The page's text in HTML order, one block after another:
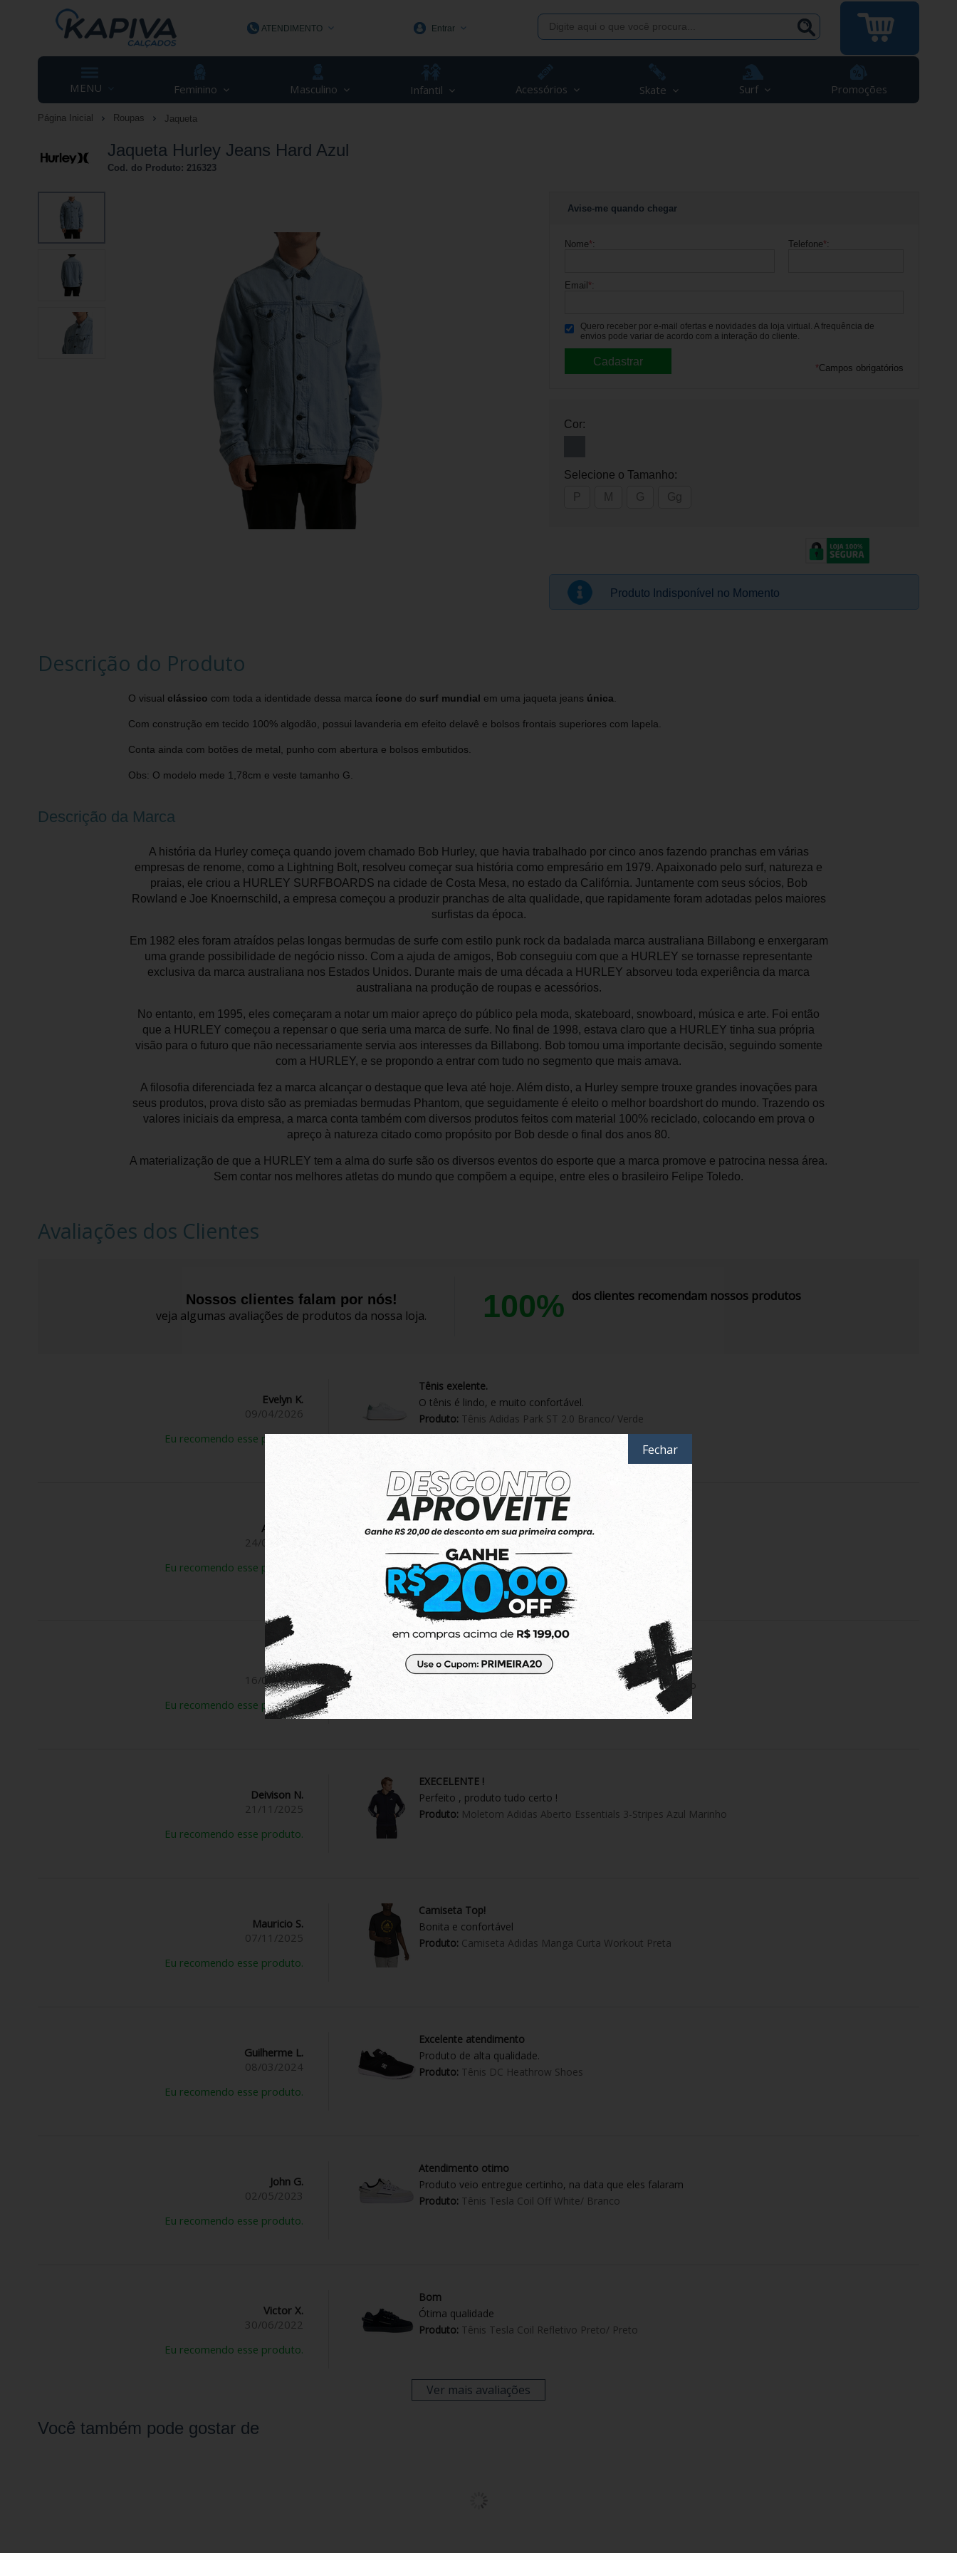
ATENDIMENTO
(48) 3623-1991
Entrar
MENU Feminino Masculino Infantil Acessórios Skate Surf Promoções
Página Inicial Roupas Jaqueta
Jaqueta Hurley Jeans Hard Azul
Cod. do Produto: 216323
Avise-me quando chegar
Nome*: Telefone*:
Email *:
Quero receber por e-mail ofertas e novidades da loja virtual. A frequência de
envios pode variar de acordo com a interação do cliente.
*Campos obrigatórios
Cor:
Selecione o Tamanho:
P
M G Gg
Produto Indisponível no Momento
Descrição do Produto
O visual clássico com toda a identidade dessa marca ícone do surf mundial em uma jaqueta jeans única.
Com construção em tecido 100% algodão, possui lavanderia em efeito delavê e bolsos frontais superiores com lapela.
Conta ainda com botões de metal, punho com abertura e bolsos embutidos.
Obs: O modelo mede 1,78cm e veste tamanho G.
Descrição da Marca
A história da Hurley começa quando jovem chamado Bob Hurley, que havia trabalhado por cinco anos fazendo pranchas em várias
empresas de renome, como a Lightning Bolt, resolveu começar sua história como empresário em 1979. Apaixonado pelo surf, natureza e
praias, ele criou a HURLEY SURFBOARDS na cidade de Costa Mesa, no estado da Califórnia. Juntamente com seus sócios, Bob
Rowland e Joe Knoernschild, a empresa começou a produzir pranchas de alta qualidade, que rapidamente foram adotadas pelos maiores
surfistas da época.
Em 1982 eles foram atraídos pelas longas bermudas de surfe com estilo punk rock da badalada marca australiana Billabong e enxergaram
uma grande possibilidade de negócio nisso. Com a ajuda de amigos, Bob conseguiu com que a HURLEY se tornasse representante
exclusiva da marca australiana nos Estados Unidos. Durante mais de uma década a HURLEY absorveu toda experiência da marca
australiana na produção de roupas e acessórios.
No entanto, em 1995, eles começaram a notar um maior apreço do público pela moda, skateboard, snowboard, música e arte. Foi então
que a HURLEY começou a repensar o que seria uma marca de surfe. No final de 1998, estava claro que a HURLEY tinha sua própria
visão para o futuro que não necessariamente servia aos interesses da Billabong. Bob tomou uma importante decisão, seguindo somente
com a HURLEY, e se propondo a entrar com tudo no segmento que mais amava.
A filosofia diferenciada fez a marca alcançar o destaque que leva até hoje. Além disto, a Hurley sempre trouxe grandes inovações para
seus produtos, prova disto são as premiadas bermudas Phantom, que seguidamente é eleito o melhor boardshort do mundo. Trazendo os
valores iniciais da empresa, a marca conta também com diversos produtos feitos com material 100% reciclado, colocando em prova o
apreço à natureza citado como propósito por Bob desde o final dos anos 80.
A materialização de que a HURLEY tem a alma do surfe são os diversos eventos do esporte que a marca promove e patrocina nessa área.
Sem contar nos melhores atletas do mundo que compõem a equipe, entre eles o brasileiro Felipe Toledo.
Avaliações dos Clientes
Nossos clientes falam por nós!
veja algumas avaliações de produtos da nossa loja.
100% dos clientes recomendam nossos produtos
Evelyn K.
09/04/2026
Eu recomendo esse produto.
Tênis exelente.
O tênis é lindo, e muito confortável.
Produto: Tênis Adidas Park ST 2.0 Branco/ Verde
Anônimo
24/03/2026
Eu recomendo esse produto.
Ótimo
Apesar da demora para responder o whatsapp
Minha compra chegou bem embalado
Conforme o anúncio
Produto:Jaqueta Rusty Dinky Cinza
Rose B.
16/03/2026
Eu recomendo esse produto.
Ótimo produto
Amei! Um pouco pequena mas tudo certo
Top Adidas Originals Regata Essentials Swim Preto
Deivison N.
21/11/2025
Eu recomendo esse produto.
EXECELENTE !
Perfeito , produto tudo certo !
Produto: Moletom Adidas Aberto Essentials 3-Stripes Azul Marinho
Mauricio S.
07/11/2025
Eu recomendo esse produto.
Camiseta Top!
Bonita e confortável
Produto: Camiseta Adidas Manga Curta Workout Preta
Guilherme L.
08/03/2024
Eu recomendo esse produto.
Excelente atendimento
Produto de alta qualidade.
Produto: Tênis DC Heathrow Shoes
John G.
02/05/2023
Eu recomendo esse produto.
Atendimento otimo
Produto veio entregue certinho, na data que eles falaram
Produto: Tênis Tesla Coil Off White/ Branco
Victor X.
30/06/2022
Eu recomendo esse produto.
Bom
Ótima qualidade
Produto: Tênis Tesla Coil Refletivo Preto/ Preto
Ver mais avaliações
Você também pode gostar de
Fechar